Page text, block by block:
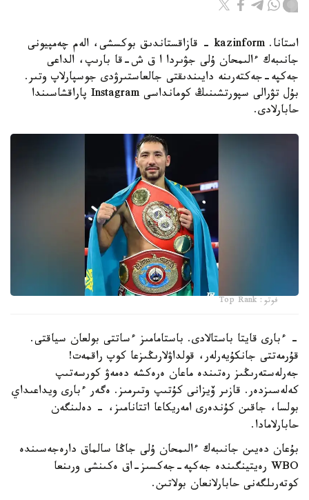
استانا. kazinform - قازاقستاندىق بوكسشى، الەم چەمپيونى
جانىبەك ءالىمحان ۇلى جۋىردا ا ق ش-قا بارىپ، الداعى
جەكپە-جەكتەرىنە دايىندىقتى جالعاستىرۋدى جوسپارلاپ وتىر.
بۇل تۋرالى سپورتشىنىڭ كومانداسى Instagram پاراقشاسىندا
حابارلادى.
فوتو: Top Rank
- ءبارى قايتا باستالادى. باستامامىز ءساتتى بولعان سياقتى.
قۇرمەتتى جانكۇيەرلەر، قولداۋلارىڭىزعا كوپ راقمەت!
جەرلەستەرىڭىز رەتىندە ماعان ەرەكشە دەمەۋ كورسەتىپ
كەلەسىزدەر. قازىر ۆيزانى كۇتىپ وتىرمىز. ەگەر ءبارى ويداعىداي
بولسا، جاقىن كۇندەرى امەريكاعا اتتانامىز، - دەلىنگەن
حابارلامادا.
بۇعان دەيىن جانىبەك ءالىمحان ۇلى جاڭا سالماق دارەجەسىندە
WBO رەيتينگىندە جەكپە-جەكسىز-اق ەكىنشى ورىنعا
كوتەرىلگەنى حابارلانعان بولاتىن.